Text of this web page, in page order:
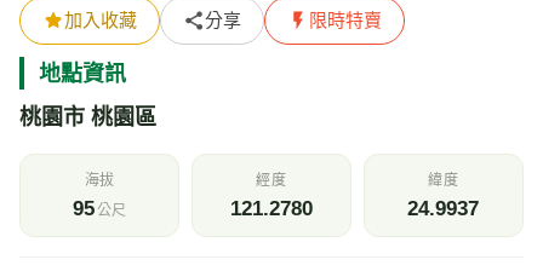
加入收藏 分享 限時特賣
地點資訊
桃園市 桃園區
海拔
95公尺
經度
121.2780
緯度
24.9937